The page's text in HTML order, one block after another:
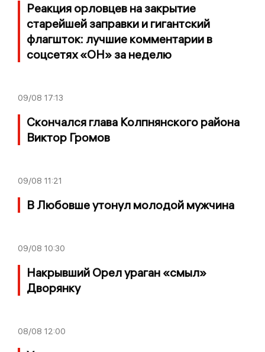
Реакция орловцев на закрытие
старейшей заправки и гигантский
флагшток: лучшие комментарии в
соцсетях «ОН» за неделю
09/08 17:13
Скончался глава Колпнянского района
Виктор Громов
09/08 11:21
В Любовше утонул молодой мужчина
09/08 10:30
Накрывший Орел ураган «смыл»
Дворянку
08/08 12:00